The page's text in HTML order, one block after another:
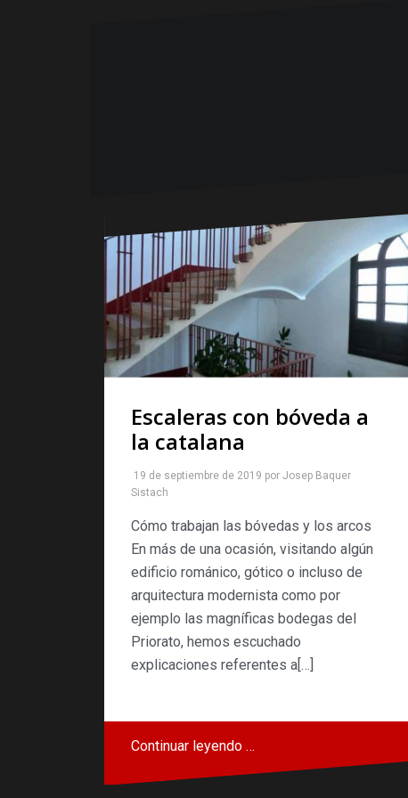
Escaleras con bóveda a
la catalana
19 de septiembre de 2019 por Josep Baquer
Sistach
Cómo trabajan las bóvedas y los arcos
En más de una ocasión, visitando algún
edificio románico, gótico o incluso de
arquitectura modernista como por
ejemplo las magníficas bodegas del
Priorato, hemos escuchado
explicaciones referentes a[…]
Continuar leyendo …